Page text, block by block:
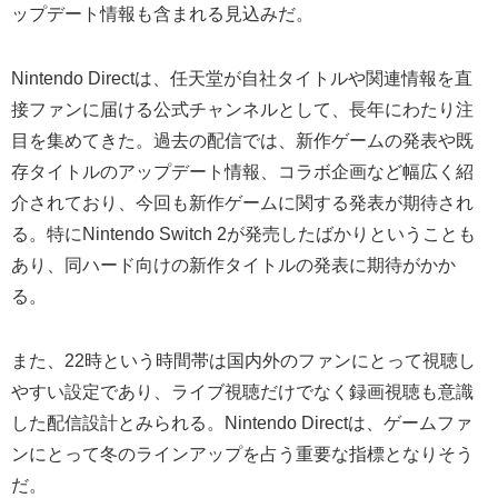
ップデート情報も含まれる見込みだ。
Nintendo Directは、任天堂が自社タイトルや関連情報を直
接ファンに届ける公式チャンネルとして、長年にわたり注
目を集めてきた。過去の配信では、新作ゲームの発表や既
存タイトルのアップデート情報、コラボ企画など幅広く紹
介されており、今回も新作ゲームに関する発表が期待され
る。特にNintendo Switch 2が発売したばかりということも
あり、同ハード向けの新作タイトルの発表に期待がかか
る。
また、22時という時間帯は国内外のファンにとって視聴し
やすい設定であり、ライブ視聴だけでなく録画視聴も意識
した配信設計とみられる。Nintendo Directは、ゲームファ
ンにとって冬のラインアップを占う重要な指標となりそう
だ。